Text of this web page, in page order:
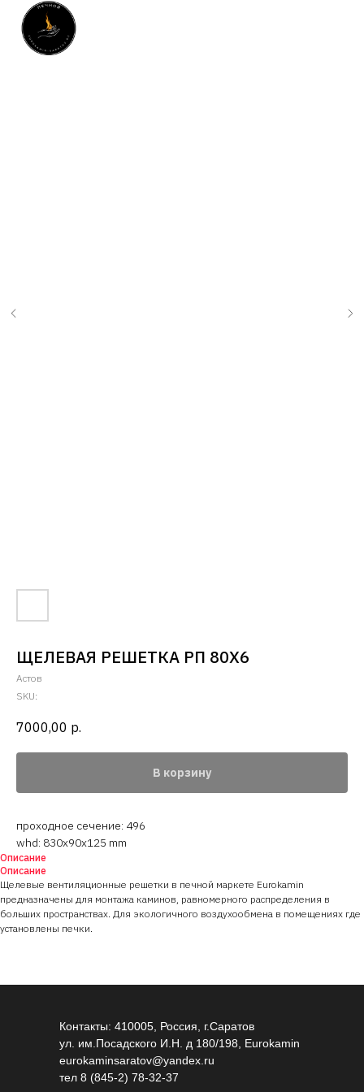
ЩЕЛЕВАЯ РЕШЕТКА РП 80Х6
Астов
SKU:
7000,00 р.
В корзину
проходное сечение: 496
whd: 830x90x125 mm
Описание
Описание
Щелевые вентиляционные решетки в печной маркете Eurokamin
предназначены для монтажа каминов, равномерного распределения в
больших пространствах. Для экологичного воздухообмена в помещениях где
установлены печки.
Контакты: 410005, Россия, г.Саратов
ул. им.Посадского И.Н. д 180/198, Eurokamin
eurokaminsaratov@yandex.ru
тел 8 (845-2) 78-32-37